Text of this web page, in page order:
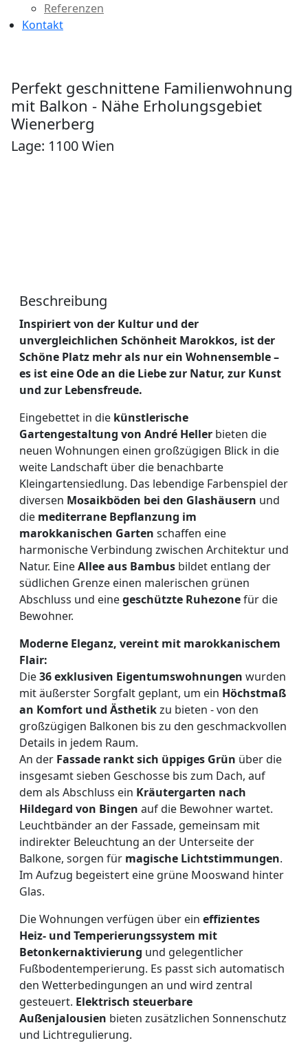
Referenzen
Kontakt
Perfekt geschnittene Familienwohnung
mit Balkon - Nähe Erholungsgebiet
Wienerberg
Lage: 1100 Wien
Beschreibung
Inspiriert von der Kultur und der
unvergleichlichen Schönheit Marokkos, ist der
Schöne Platz mehr als nur ein Wohnensemble –
es ist eine Ode an die Liebe zur Natur, zur Kunst
und zur Lebensfreude.
Eingebettet in die künstlerische
Gartengestaltung von André Heller bieten die
neuen Wohnungen einen großzügigen Blick in die
weite Landschaft über die benachbarte
Kleingartensiedlung. Das lebendige Farbenspiel der
diversen Mosaikböden bei den Glashäusern und
die mediterrane Bepflanzung im
marokkanischen Garten schaffen eine
harmonische Verbindung zwischen Architektur und
Natur. EineAllee aus Bambus bildet entlang der
südlichen Grenze einen malerischen grünen
Abschluss und einegeschützte Ruhezonefür die
Bewohner.
Moderne Eleganz, vereint mit marokkanischem
Flair:
Die36 exklusiven Eigentumswohnungen wurden
mit äußerster Sorgfalt geplant, um ein Höchstmaß
an Komfort und Ästhetikzu bieten - von den
großzügigen Balkonen bis zu den geschmackvollen
Details in jedem Raum.
An der Fassade rankt sich üppiges Grün über die
insgesamt sieben Geschosse bis zum Dach, auf
dem als Abschluss ein Kräutergarten nach
Hildegard von Bingen auf die Bewohner wartet.
Leuchtbänder an der Fassade, gemeinsam mit
indirekter Beleuchtung an der Unterseite der
Balkone, sorgen für magische Lichtstimmungen.
Im Aufzug begeistert eine grüne Mooswand hinter
Glas.
Die Wohnungen verfügen über ein effizientes
Heiz- und Temperierungssystem mit
Betonkernaktivierung und gelegentlicher
Fußbodentemperierung. Es passt sich automatisch
den Wetterbedingungen an und wird zentral
gesteuert. Elektrisch steuerbare
Außenjalousien bieten zusätzlichen Sonnenschutz
und Lichtregulierung.